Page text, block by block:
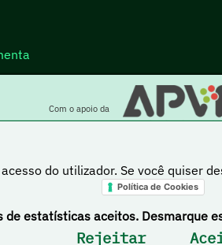
do utilizador. Se você quiser
Política de Cookies
de estatísticas aceitos. Desmarque
Rejeitar
Com o apoio da
uma licença Creative Commons Atribuição-